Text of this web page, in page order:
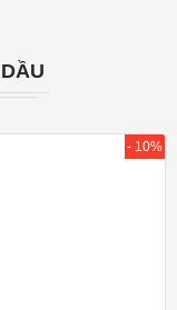
- 10%